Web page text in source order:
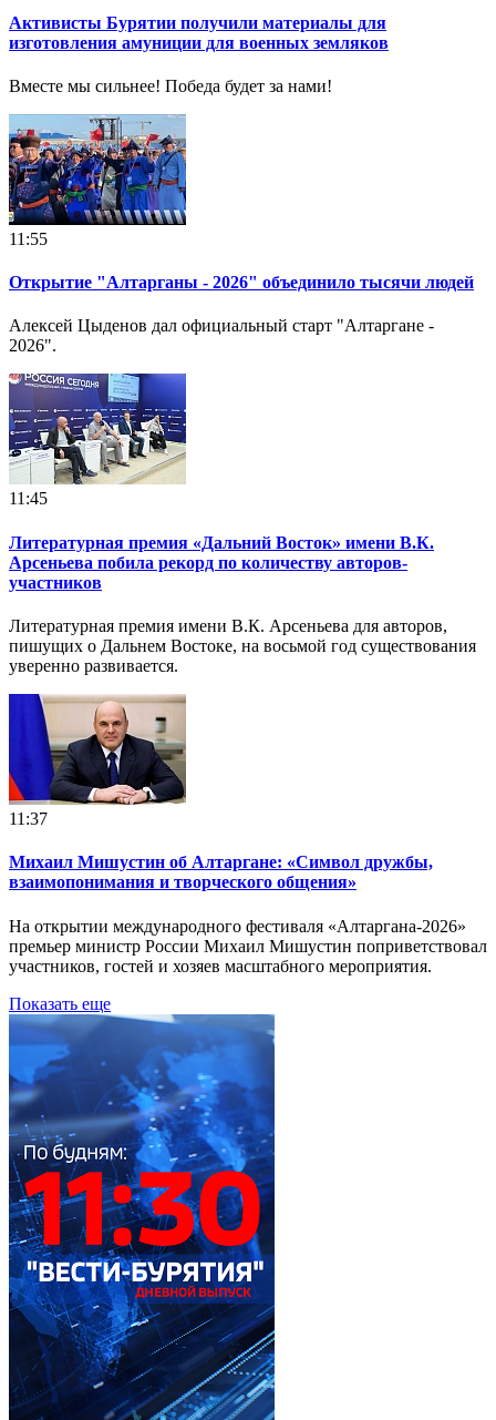
Активисты Бурятии получили материалы для
изготовления амуниции для военных земляков
Вместе мы сильнее! Победа будет за нами!
11:55
Открытие "Алтарганы - 2026" объединило тысячи людей
Алексей Цыденов дал официальный старт "Алтаргане -
2026".
11:45
Литературная премия «Дальний Восток» имени В.К.
Арсеньева побила рекорд по количеству авторов-
участников
Литературная премия имени В.К. Арсеньева для авторов,
пишущих о Дальнем Востоке, на восьмой год существования
уверенно развивается.
11:37
Михаил Мишустин об Алтаргане: «Символ дружбы,
взаимопонимания и творческого общения»
На открытии международного фестиваля «Алтаргана-2026»
премьер министр России Михаил Мишустин поприветствовал
участников, гостей и хозяев масштабного мероприятия.
Показать еще